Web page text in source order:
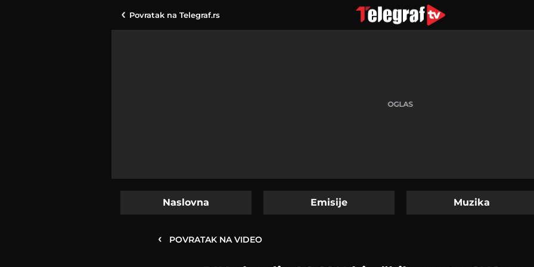
Povratak na Telegraf.rs
Naslovna Emisije Muzika
‹ POVRATAK NA VIDEO